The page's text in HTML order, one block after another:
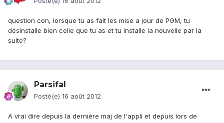
question con, lorsque tu as fait les mise a jour de PGM, tu
désinstalle bien celle que tu as et tu installe la nouvelle par la
suite?
Parsifal
Posté(e) 16 août 2012
A vrai dire depuis la dernière maj de l'appli et depuis lors de